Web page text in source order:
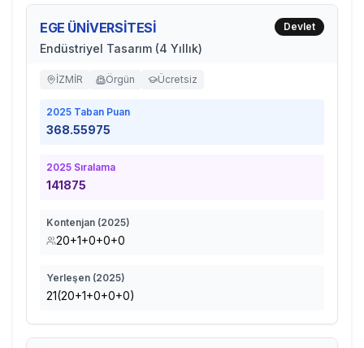
EGE ÜNİVERSİTESİ
Endüstriyel Tasarım (4 Yıllık)
Devlet
İZMİR Örgün Ücretsiz
2025 Taban Puan
368.55975
2025 Sıralama
141875
Kontenjan (2025)
20+1+0+0+0
Yerleşen (2025)
21(20+1+0+0+0)